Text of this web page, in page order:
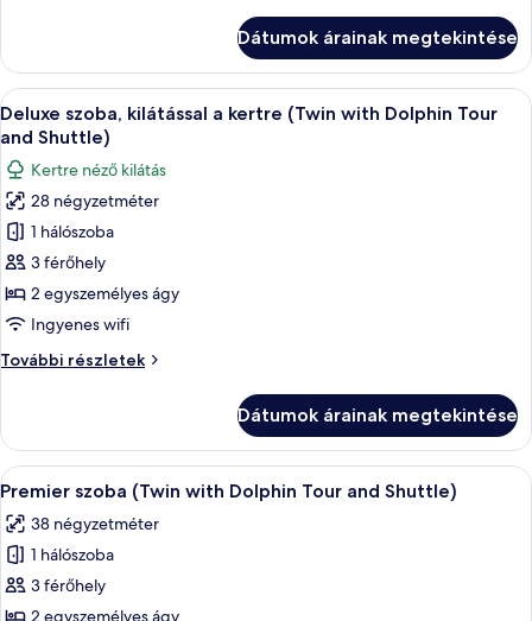
Dolphin
Tour
and
Shuttle)
kertre
(Double
with
Dolphin
and
Shuttle)
további
részletei
Dátumok árainak megtekintése
A
következő
szoba
összes
képének
megtekintése:
Deluxe
szoba,
kilátással
kertre
Dolphin
Tour
and
Shuttle)
Egy szállodai szoba két ággyal,
6
Deluxe szoba, kilátással a kertre (Twin with Dolphin Tour
and Shuttle)
Kertre néző kilátás
28 négyzetméter
1 hálószoba
3 férőhely
2 egyszemélyes ágy
Ingyenes wifi
További részletek
Deluxe
kertre
(Twin
with
Tour
and
Shuttle)
további
részletei
Dátumok árainak megtekintése
A
következő
szoba
összes
képének
megtekintése:
Egy szállodai szoba két ággyal, nagy
5
Premier szoba (Twin with Dolphin Tour and Shuttle)
38 négyzetméter
1 hálószoba
3 férőhely
2 egyszemélyes ágy